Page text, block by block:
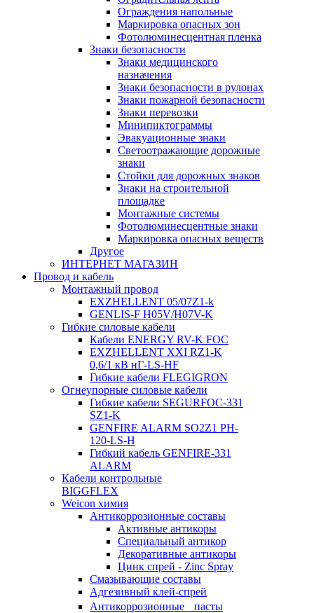
Ограждения напольные
Маркировка опасных зон
Фотолюминесцентная пленка
Знаки безопасности
Знаки медицинского
назначения
Знаки безопасности в рулонах
Знаки пожарной безопасности
Знаки перевозки
Минипиктограммы
Эвакуационные знаки
Светоотражающие дорожные
знаки
Стойки для дорожных знаков
Знаки на строительной
площадке
Монтажные системы
Фотолюминесцентные знаки
Маркировка опасных веществ
Другое
ИНТЕРНЕТ МАГАЗИН
Провод и кабель
Монтажный провод
EXZHELLENT 05/07Z1-k
GENLIS-F Н05V/H07V-K
Гибкие силовые кабели
Кабели ENERGY RV-K FOC
EXZHELLENT XXI RZ1-K
0,6/1 кВ нГ-LS-HF
Гибкие кабели FLEGIGRON
Огнеупорные силовые кабели
Гибкие кабели SEGURFOC-331
SZ1-K
GENFIRE ALARM SO2Z1 PH-
120-LS-H
Гибкий кабель GENFIRE-331
ALARM
Кабели контрольные
BIGGFLEX
Weicon химия
Антикоррозионные составы
Активные антикоры
Специальный антикор
Декоративные антикоры
Цинк спрей - Zinc Spray
Смазывающие составы
Адгезивный клей-спрей
Антикоррозионные пасты